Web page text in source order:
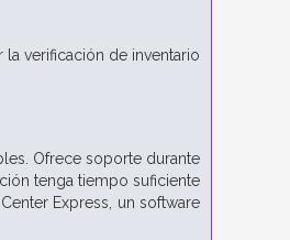
verificación de inventario
Ofrece soporte durante
tenga tiempo suficiente
Express, un software